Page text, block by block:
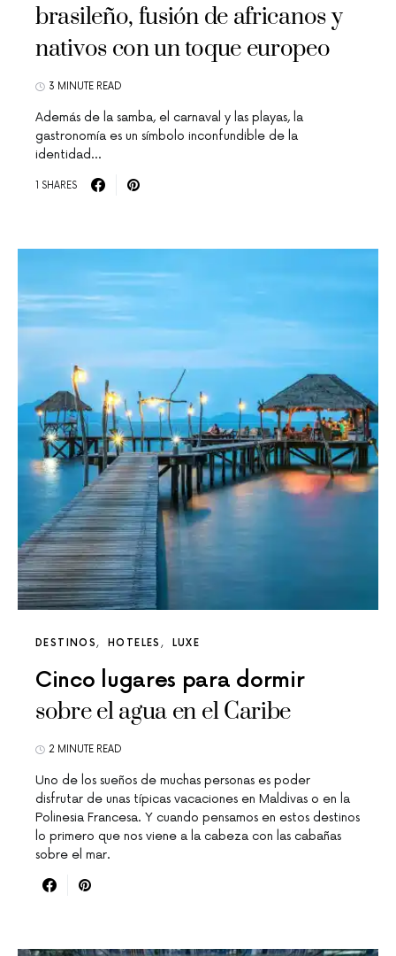
brasileño, fusión de africanos y
nativos con un toque europeo
3 MINUTE READ
Además de la samba, el carnaval y las playas, la
gastronomía es un símbolo inconfundible de la
identidad…
1 SHARES
DESTINOS HOTELES LUXE
Cinco lugares para dormir
sobre el agua en el Caribe
2 MINUTE READ
Uno de los sueños de muchas personas es poder
disfrutar de unas típicas vacaciones en Maldivas o en la
Polinesia Francesa. Y cuando pensamos en estos destinos
lo primero que nos viene a la cabeza con las cabañas
sobre el mar.